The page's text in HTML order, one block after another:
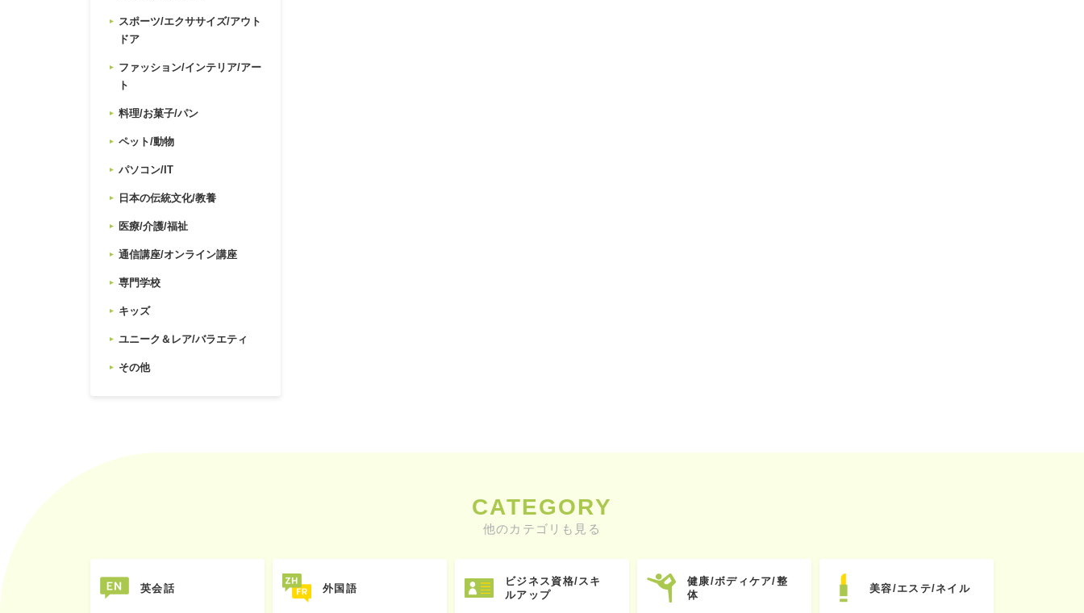
スポーツ/エクササイズ/アウト
ドア
ファッション/インテリア/アー
ト
料理/お菓子/パン
ペット/動物
パソコン/IT
日本の伝統文化/教養
医療/介護/福祉
通信講座/オンライン講座
専門学校
キッズ
ユニーク＆レア/バラエティ
その他
CATEGORY
他のカテゴリも見る
英会話 外国語
ビジネス資格/スキ
ルアップ
健康/ボディケア/整
体
美容/エステ/ネイル